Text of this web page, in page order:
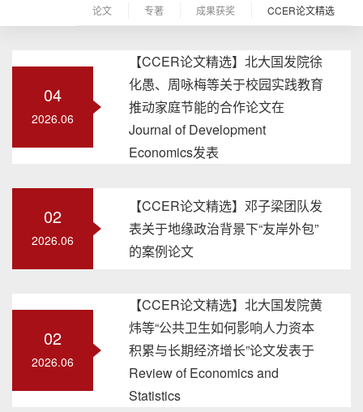
论文 专著 成果获奖 CCER论文精选
04
2026.06
【CCER论文精选】北大国发院徐
化愚、周咏梅等关于校园实践教育
推动家庭节能的合作论文在
Journal of Development
Economics发表
02
2026.06
【CCER论文精选】邓子梁团队发
表关于地缘政治背景下“友岸外包”
的案例论文
02
2026.06
【CCER论文精选】北大国发院黄
炜等“公共卫生如何影响人力资本
积累与长期经济增长”论文发表于
Review of Economics and
Statistics